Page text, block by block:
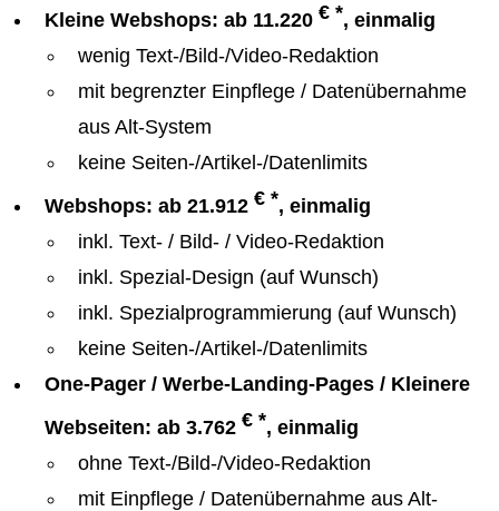
Kleine Webshops: ab 11.220 € *, einmalig
wenig Text-/Bild-/Video-Redaktion
mit begrenzter Einpflege / Datenübernahme
aus Alt-System
keine Seiten-/Artikel-/Datenlimits
Webshops: ab 21.912 € *, einmalig
inkl. Text- / Bild- / Video-Redaktion
inkl. Spezial-Design (auf Wunsch)
inkl. Spezialprogrammierung (auf Wunsch)
keine Seiten-/Artikel-/Datenlimits
One-Pager / Werbe-Landing-Pages / Kleinere
Webseiten: ab 3.762 € *, einmalig
ohne Text-/Bild-/Video-Redaktion
mit Einpflege / Datenübernahme aus Alt-